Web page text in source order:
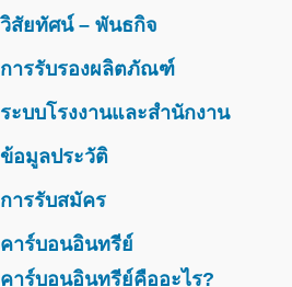
วิสัยทัศน์ – พันธกิจ
การรับรองผลิตภัณฑ์
ระบบโรงงานและสำนักงาน
ข้อมูลประวัติ
การรับสมัคร
คาร์บอนอินทรีย์
คาร์บอนอินทรีย์คืออะไร?